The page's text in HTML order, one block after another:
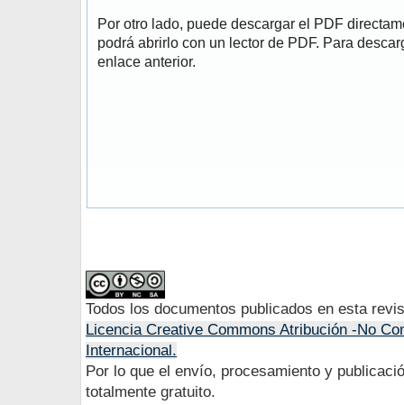
Por otro lado, puede descargar el PDF
podrá abrirlo con un lector de PDF. Para
enlace anterior.
Todos los documentos publicados en esta
Licencia Creative Commons Atribución -No
Internacional.
Por lo que el envío, procesamiento y
totalmente gratuito.